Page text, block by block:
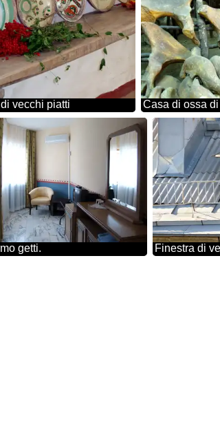
vecchi piatti Casa di ossa
getti.